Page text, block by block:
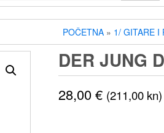
POČETNA » 1/ GITARE I
DER JUNG
28,00€ (211,00 kn)